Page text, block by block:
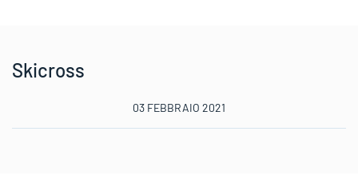
Skicross
03 FEBBRAIO 2021